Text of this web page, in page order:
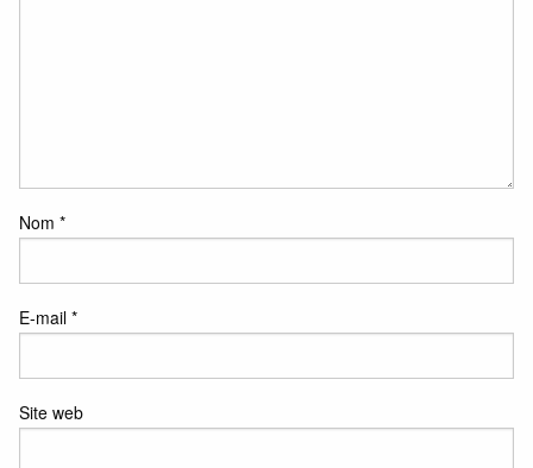
Nom *
E-mail *
Site web